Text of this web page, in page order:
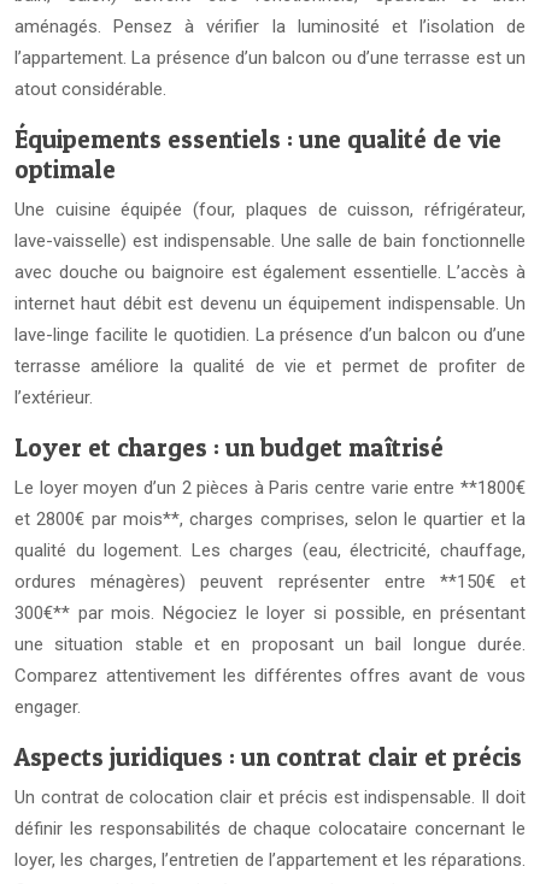
aménagés. Pensez à vérifier la luminosité et l’isolation de
l’appartement. La présence d’un balcon ou d’une terrasse est un
atout considérable.
Équipements essentiels : une qualité de vie
optimale
Une cuisine équipée (four, plaques de cuisson, réfrigérateur,
lave-vaisselle) est indispensable. Une salle de bain fonctionnelle
avec douche ou baignoire est également essentielle. L’accès à
internet haut débit est devenu un équipement indispensable. Un
lave-linge facilite le quotidien. La présence d’un balcon ou d’une
terrasse améliore la qualité de vie et permet de profiter de
l’extérieur.
Loyer et charges : un budget maîtrisé
Le loyer moyen d’un 2 pièces à Paris centre varie entre **1800€
et 2800€ par mois**, charges comprises, selon le quartier et la
qualité du logement. Les charges (eau, électricité, chauffage,
ordures ménagères) peuvent représenter entre **150€ et
300€** par mois. Négociez le loyer si possible, en présentant
une situation stable et en proposant un bail longue durée.
Comparez attentivement les différentes offres avant de vous
engager.
Aspects juridiques : un contrat clair et précis
Un contrat de colocation clair et précis est indispensable. Il doit
définir les responsabilités de chaque colocataire concernant le
loyer, les charges, l’entretien de l’appartement et les réparations.